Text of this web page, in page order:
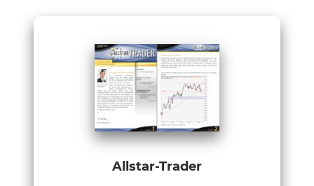
Allstar-Trader